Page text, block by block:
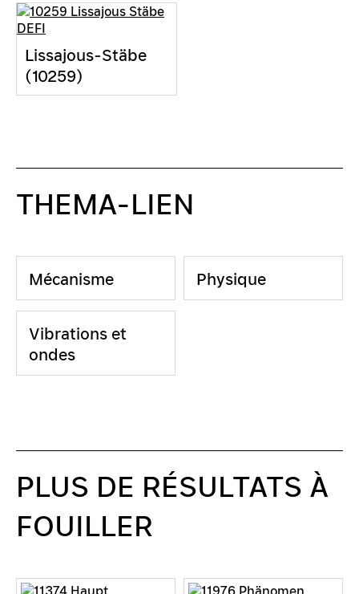
Lissajous-Stäbe
(10259)
THEMA-LIEN
Mécanisme Physique
Vibrations et
ondes
PLUS DE RÉSULTATS À
FOUILLER